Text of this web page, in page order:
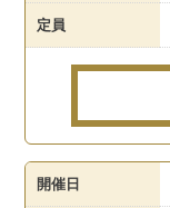
定員
開催日